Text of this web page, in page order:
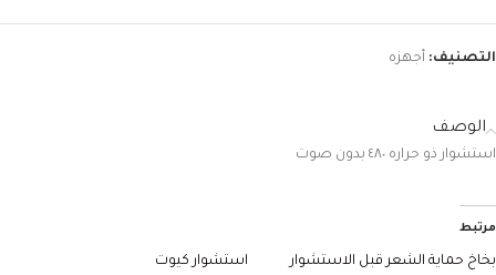
التصنيف: أجهزه
الوصف
استشوار ذو حراره ٤٨٠ بدون صوت
مرتبط
بخاخ حماية الشعر قبل الاستشوار
استشوار كيوت